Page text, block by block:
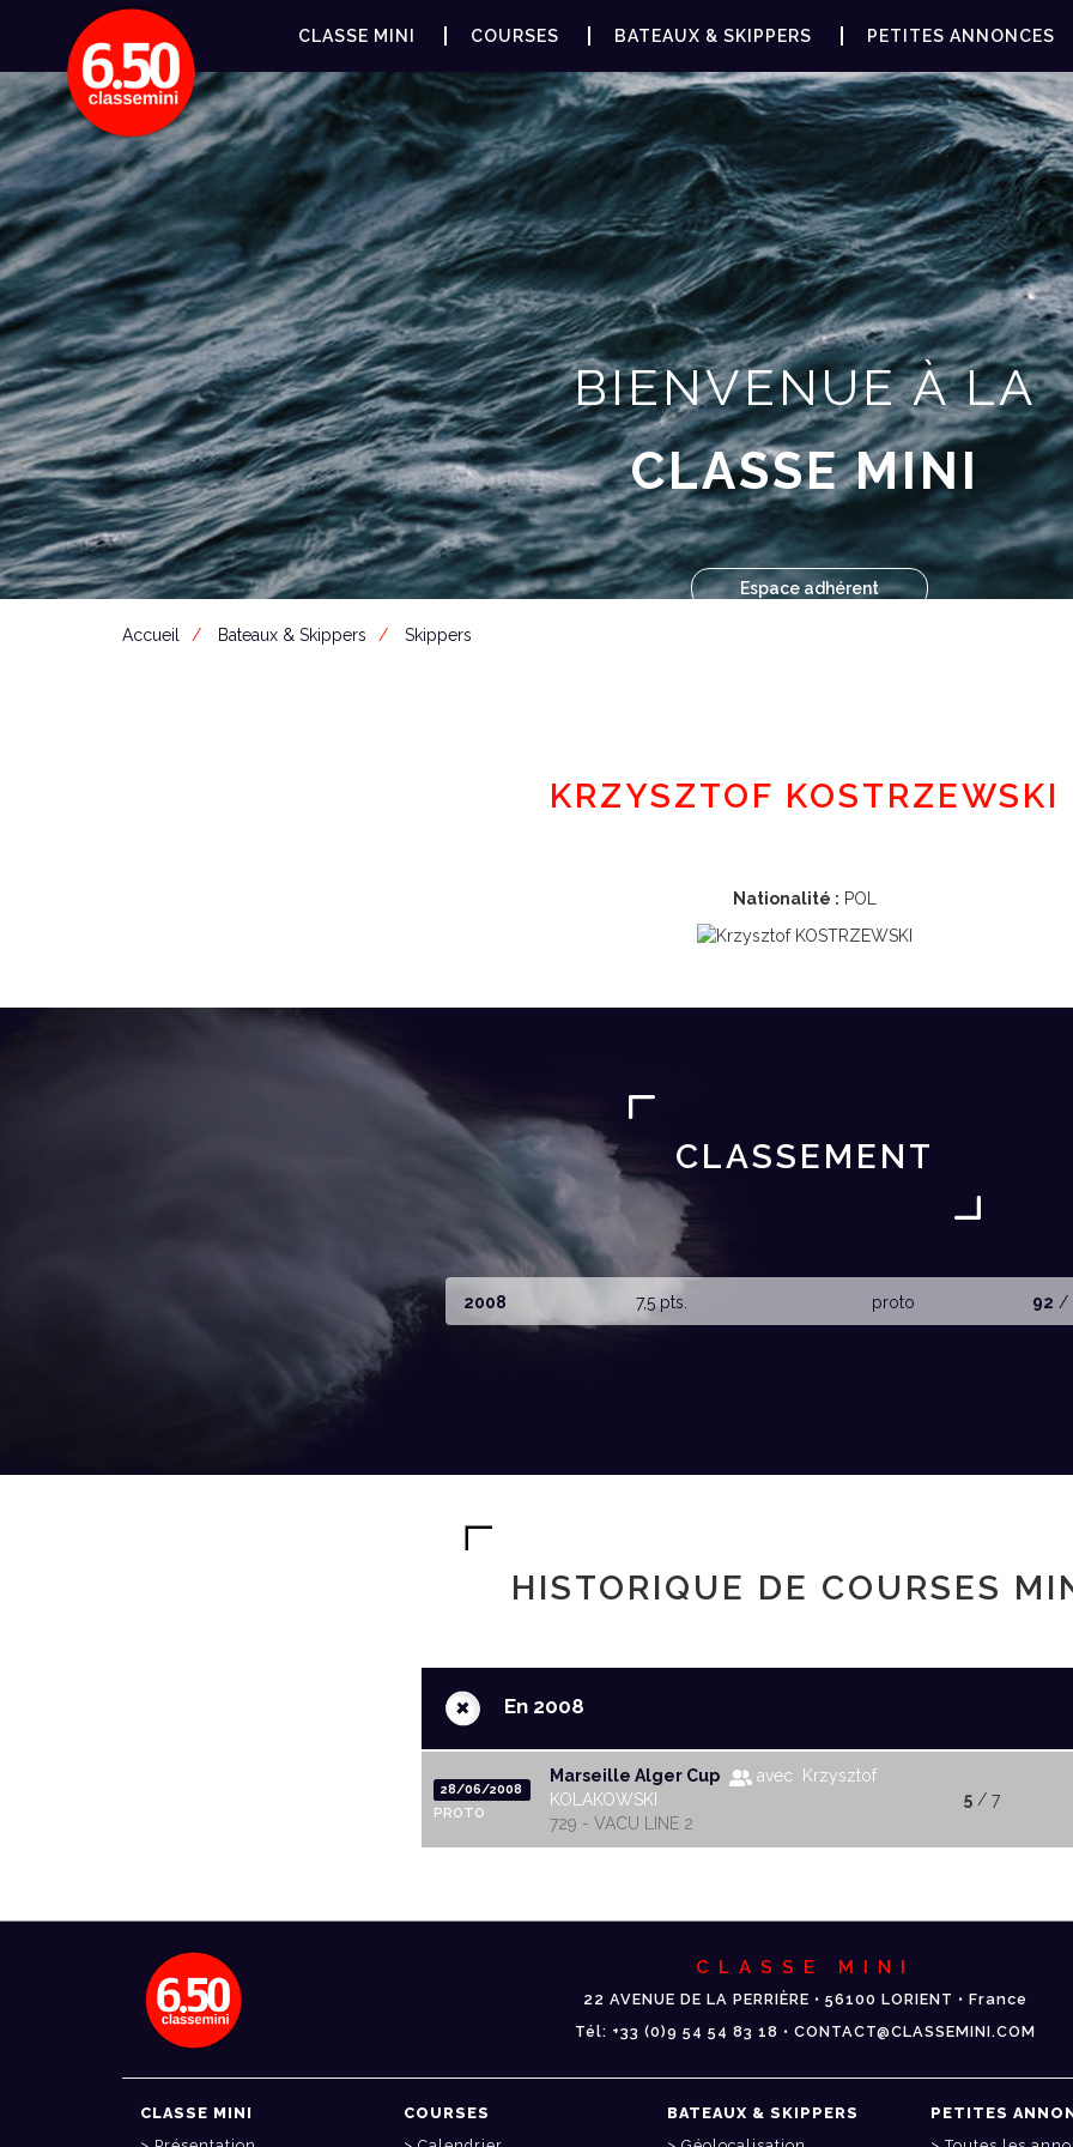
CLASSE MINI COURSES BATEAUX & SKIPPERS PETITES ANNONCES
BIENVENUE À LA
CLASSE MINI
Espace adhérent
Accueil Bateaux & Skippers Skippers
KRZYSZTOF KOSTRZEWSKI
Nationalité : POL
CLASSEMENT
2008 7,5 pts. proto 92 /
HISTORIQUE DE COURSES
+ En 2008
28/06/2008
PROTO
Marseille Alger Cup
avec Krzysztof
KOLAKOWSKI
729 - VACU LINE 2
5 / 7
CLASSE MINI
22 AVENUE DE LA PERRIÈRE • 56100 LORIENT • France
Tél: +33 (0)9 54 54 83 18 • CONTACT@CLASSEMINI.COM
CLASSE MINI
COURSES
BATEAUX & SKIPPERS
PETITES